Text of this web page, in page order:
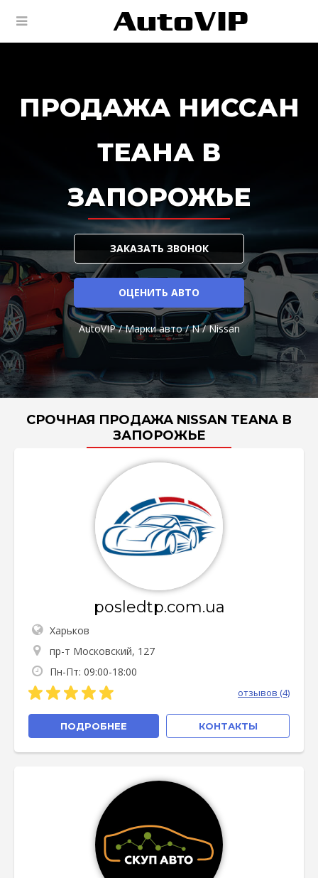
ПРОДАЖА НИССАН
ТЕАНА В
ЗАПОРОЖЬЕ
ЗАКАЗАТЬ ЗВОНОК
ОЦЕНИТЬ АВТО
AutoVIP/Марки авто/N/Nissan
СРОЧНАЯ ПРОДАЖА NISSAN TEANA В
ЗАПОРОЖЬЕ
posledtp.com.ua
Харьков
пр-т Московский, 127
Пн-Пт: 09:00-18:00
отзывов (4)
ПОДРОБНЕЕ КОНТАКТЫ